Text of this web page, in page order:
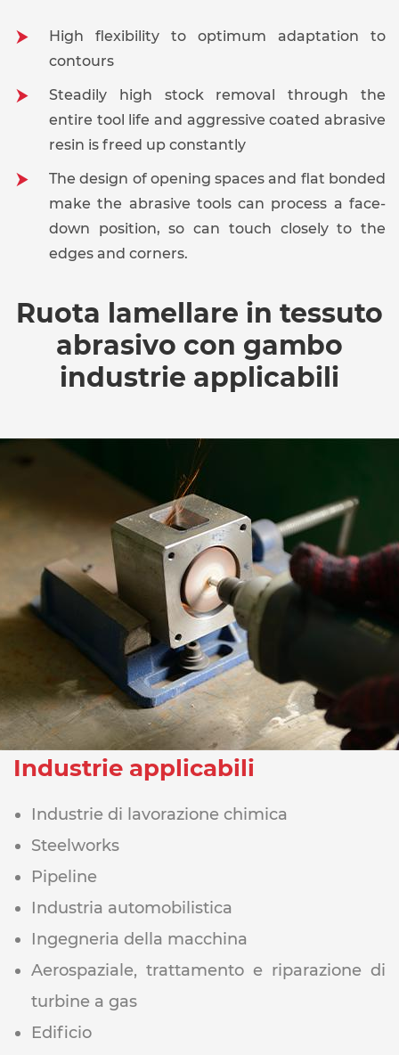
High flexibility to optimum adaptation to
contours
Steadily high stock removal through the
entire tool life and aggressive coated abrasive
resin is freed up constantly
The design of opening spaces and flat bonded
make the abrasive tools can process a face-
down position, so can touch closely to the
edges and corners.
Ruota lamellare in tessuto
abrasivo con gambo
industrie applicabili
Industrie applicabili
Industrie di lavorazione chimica
Steelworks
Pipeline
Industria automobilistica
Ingegneria della macchina
Aerospaziale, trattamento e riparazione di
turbine a gas
Edificio